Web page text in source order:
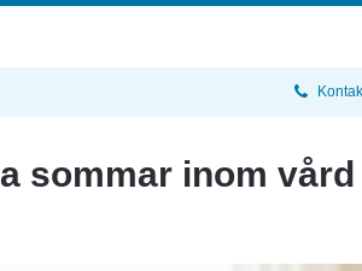
sommar inom vård